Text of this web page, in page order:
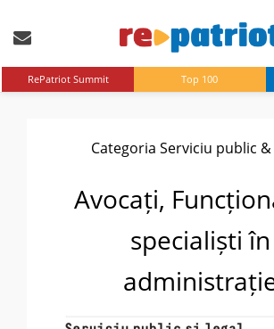
RePatriot Summit Top 100
Categoria Serviciu public &
Avocați,
specialiști în